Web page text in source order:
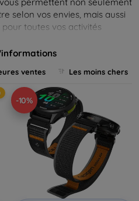
selon vos envies, mais aussi
toutes vos activités
répond à tous les styles et
matériaux de haute qualité
inoxydable, nos
à l'usure. Changez
votre montre Garmin à
activité prévue. Optez pour le
sublimer et maximiser
ventes Les moins chers
-10%